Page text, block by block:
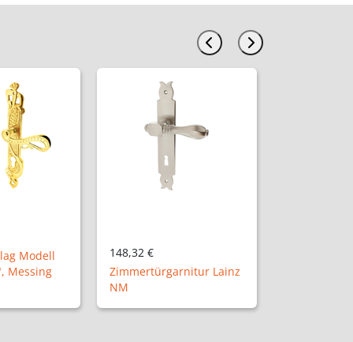
Lainz
31,98 €
Vollolive "Hannover P"